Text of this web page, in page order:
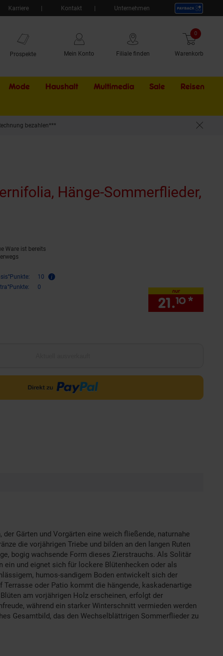
Karriere Kontakt Unternehmen
Prospekte Mein Konto Filiale finden Warenkorb
0 Artikel
Mode Haushalt Multimedia Sale Externer
Reisen
bezahlen***
Hänge-Sommerflieder,
Ware ist bereits
10
0
nur
21.10 *
Gärten und Vorgärten eine weich fließende, naturnahe
die vorjährigen Triebe und bilden an den langen Ruten
bogig wachsende Form dieses Zierstrauchs. Als Solitär
und eignet sich für lockere Blütenhecken oder als
humos-sandigem Boden entwickelt sich der
oder Patio kommt die hängende, kaskadenartige
am vorjährigen Holz erscheinen, erfolgt der
während ein starker Winterschnitt vermieden werden
Gesamtbild, das den Wechselblättrigen Sommerflieder zu